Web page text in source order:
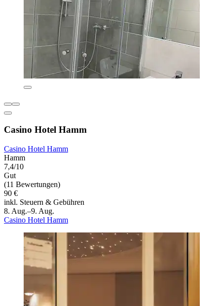
Casino Hotel Hamm
Casino Hotel Hamm
Hamm
7,4/10
Gut
(11 Bewertungen)
90 €
inkl. Steuern & Gebühren
8. Aug.–9. Aug.
Casino Hotel Hamm